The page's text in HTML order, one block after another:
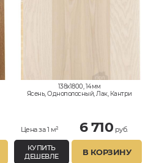
138x1800, 14мм
Ясень, Однополосный, Лак, Кантри
Цена за 1 м² 6 710 руб.
КУПИТЬ
ДЕШЕВЛЕ
В КОРЗИНУ